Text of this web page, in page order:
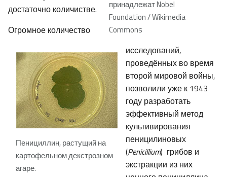
принадлежат Nobel
Foundation / Wikimedia
Commons
достаточно количистве.
Пенициллин, растущий на
картофельном декстрозном
агаре.
Огромное количество
исследований,
проведённых во время
второй мировой войны,
позволили уже к 1943
году разработать
эффективный метод
культивирования
пеницилиновых
(Penicillium) грибов и
экстракции из них